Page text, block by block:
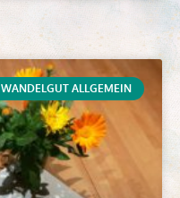
WANDELGUT ALLGEMEIN